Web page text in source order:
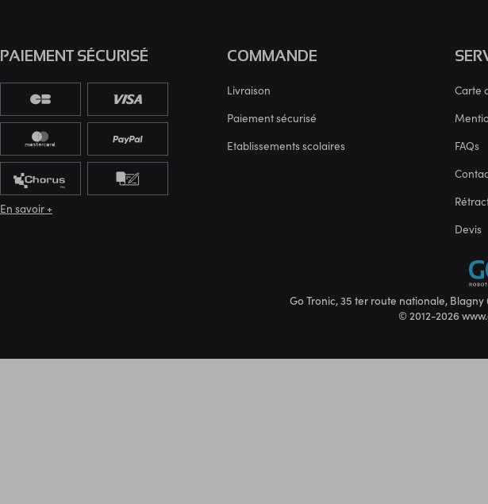
COMMANDE
Livraison
Paiement sécurisé
Etablissements scolaires
Carte
FAQs
Devis
PAIEMENT SÉCURISÉ
En savoir +
Go Tronic, 35 ter route nationale, Blagny
© 2012-2026